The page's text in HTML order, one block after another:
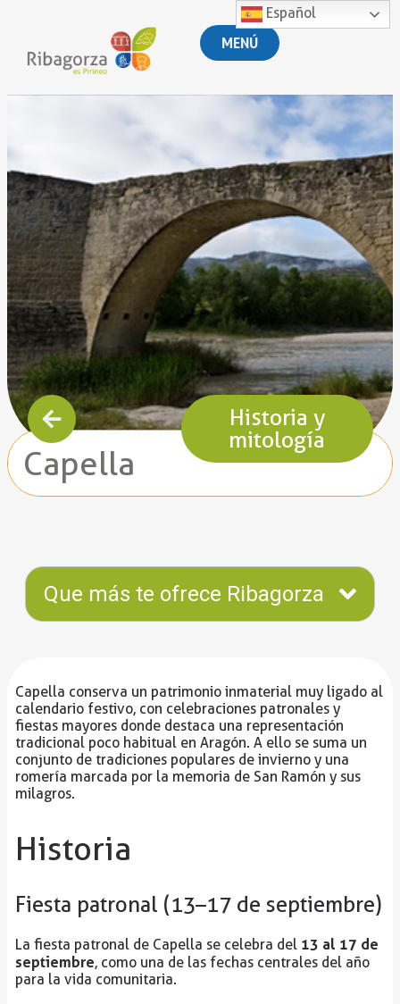
MENÚ
Capella
Historia y
mitología
Que más te ofrece Ribagorza
Capella conserva un patrimonio inmaterial muy ligado al
calendario festivo, con celebraciones patronales y
fiestas mayores donde destaca una representación
tradicional poco habitual en Aragón. A ello se suma un
conjunto de tradiciones populares de invierno y una
romería marcada por la memoria de San Ramón y sus
milagros.
Historia
Fiesta patronal (13–17 de septiembre)
La fiesta patronal de Capella se celebra del 13 al 17 de
septiembre, como una de las fechas centrales del año
para la vida comunitaria.
Español